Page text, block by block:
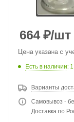
664₽/шт
Цена указана с
Есть в наличии: 1
Варианты
Самовывоз -
Доставка по